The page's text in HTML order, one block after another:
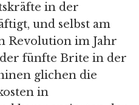
in der
und selbst am
Revolution im Jahr
fünfte Brite in der
glichen die
in